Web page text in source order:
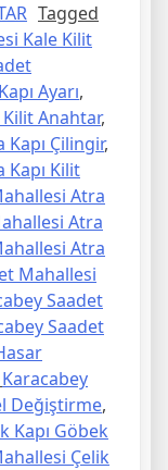
Tagged
Kale Kilit
Ayarı,
Anahtar,
Çilingir,
Kapı Kilit
Atra
Atra
Atra
Mahallesi
Saadet
Saadet
Karacabey
Değiştirme,
Kapı Göbek
Çelik